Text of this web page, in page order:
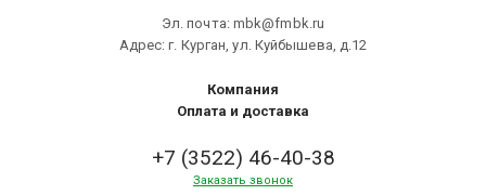
Эл. почта: mbk@fmbk.ru
Адрес: г. Курган, ул. Куйбышева, д.12
Компания
Оплата и доставка
+7 (3522) 46-40-38
Заказать звонок